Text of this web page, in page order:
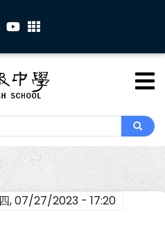
四, 07/27/2023 - 17:20